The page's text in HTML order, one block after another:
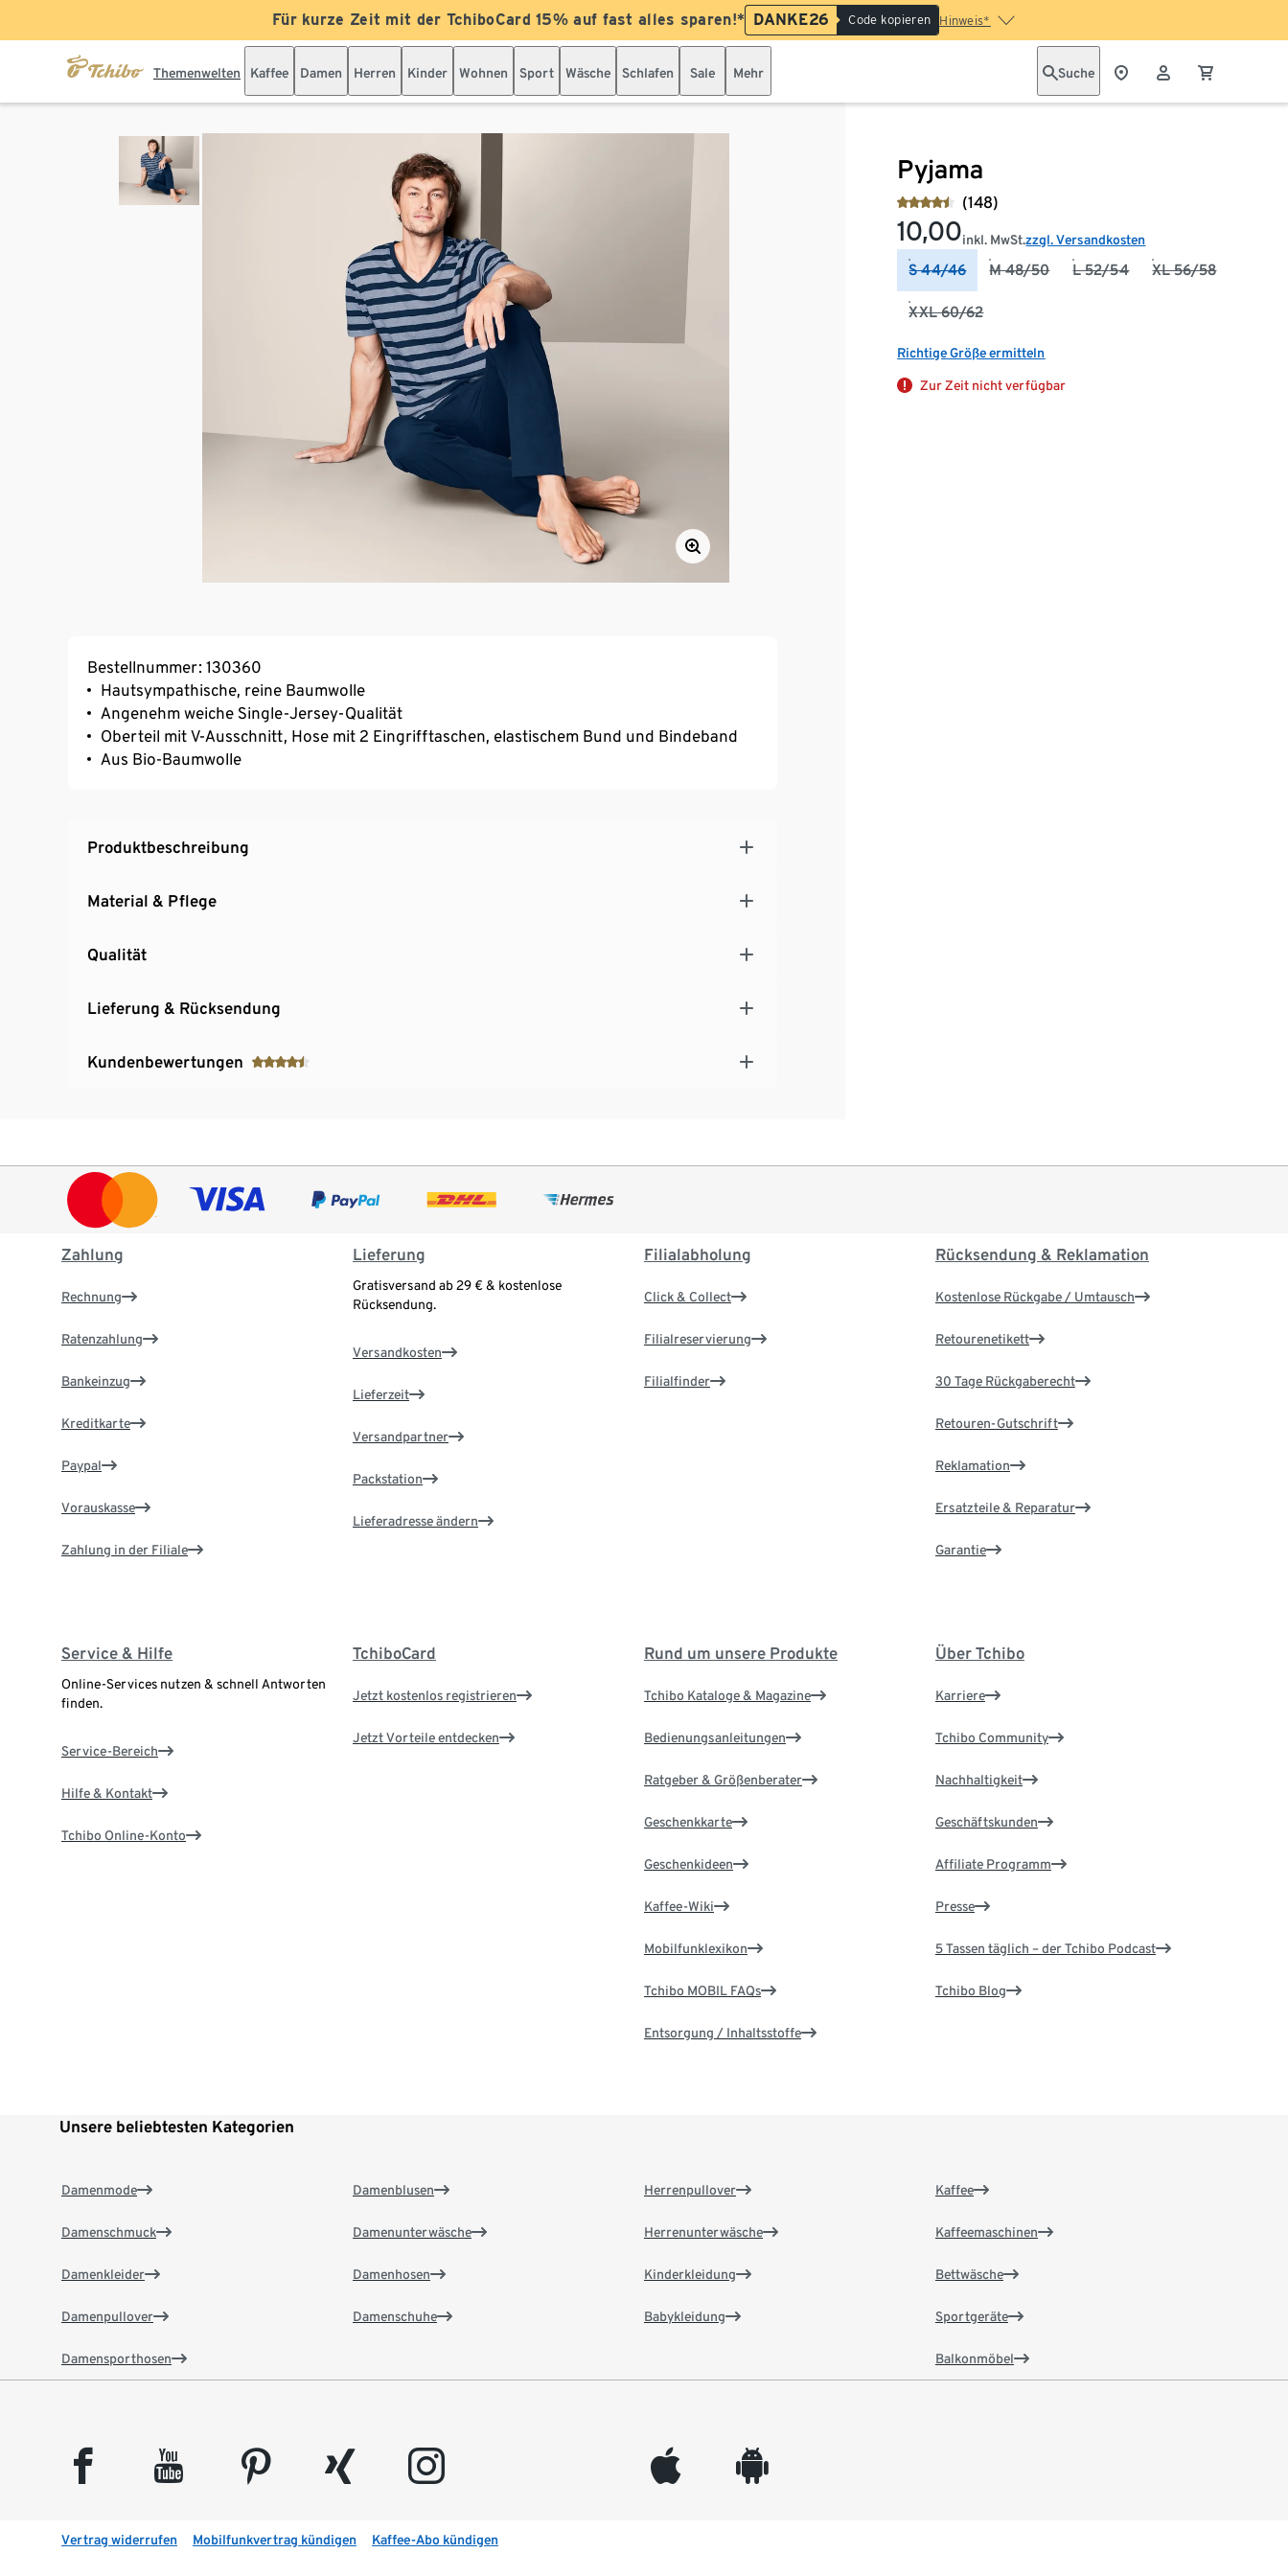
Für kurze Zeit mit der TchiboCard 15% auf fast alles sparen!* DANKE26 Code kopieren Hinweis*
Themenwelten Kaffee Damen Herren Kinder Wohnen Sport Wäsche Schlafen Sale Mehr Suche
Pyjama
(148)
10,00inkl. MwSt.zzgl. Versandkosten
S 44/46 M 48/50 L 52/54 XL 56/58
XXL 60/62
Richtige Größe ermitteln
Zur Zeit nicht verfügbar
Bestellnummer: 130360
Hautsympathische, reine Baumwolle
Angenehm weiche Single-Jersey-Qualität
Oberteil mit V-Ausschnitt, Hose mit 2 Eingrifftaschen, elastischem Bund und Bindeband
Aus Bio-Baumwolle
Produktbeschreibung
Material & Pflege
Qualität
Lieferung & Rücksendung
Kundenbewertungen
Zahlung
Rechnung
Ratenzahlung
Bankeinzug
Kreditkarte
Paypal
Vorauskasse
Zahlung in der Filiale
Lieferung
Gratisversand ab 29 € & kostenlose
Rücksendung.
Versandkosten
Lieferzeit
Versandpartner
Packstation
Lieferadresse ändern
Filialabholung
Click & Collect
Filialreservierung
Filialfinder
Rücksendung & Reklamation
Kostenlose Rückgabe / Umtausch
Retourenetikett
30 Tage Rückgaberecht
Retouren-Gutschrift
Reklamation
Ersatzteile & Reparatur
Garantie
Service & Hilfe
Online-Services nutzen & schnell Antworten
finden.
Service-Bereich
Hilfe & Kontakt
Tchibo Online-Konto
TchiboCard
Jetzt kostenlos registrieren
Jetzt Vorteile entdecken
Rund um unsere Produkte
Tchibo Kataloge & Magazine
Bedienungsanleitungen
Ratgeber & Größenberater
Geschenkkarte
Geschenkideen
Kaffee-Wiki
Mobilfunklexikon
Tchibo MOBIL FAQs
Entsorgung / Inhaltsstoffe
Über Tchibo
Karriere
Tchibo Community
Nachhaltigkeit
Geschäftskunden
Affiliate Programm
Presse
5 Tassen täglich – der Tchibo Podcast
Tchibo Blog
Unsere beliebtesten Kategorien
Damenmode
Damenschmuck
Damenkleider
Damenpullover
Damensporthosen
Damenblusen
Damenunterwäsche
Damenhosen
Damenschuhe
Herrenpullover
Herrenunterwäsche
Kinderkleidung
Babykleidung
Kaffee
Kaffeemaschinen
Bettwäsche
Sportgeräte
Balkonmöbel
facebook youtube pinterest xing instagram appleinc android
Vertrag widerrufen Mobilfunkvertrag kündigen Kaffee-Abo kündigen